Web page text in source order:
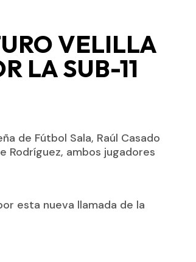
VELILLA
LA SUB-11
de Fútbol Sala, Raúl Casado
Rodríguez, ambos jugadores
esta nueva llamada de la